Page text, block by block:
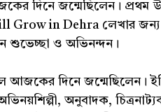
দিনে জন্মেছিলেন। প্রথম
Grow in Dehra লেখার জন্য
শুভেচ্ছা ও অভিনন্দন।
আজকের দিনে জন্মেছিলেন।
অনুবাদক,